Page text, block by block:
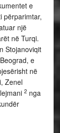
e
përparimtar,
një
në Turqi.
Stojanoviqit
e
në
Zenel
2nga